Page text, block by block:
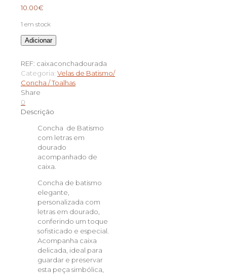
10.00€
1 em stock
Quantidade
de
de
Batismo
Adicionar
REF: caixaconchadourada
Categoria: Velas de Batismo/
Concha / Toalhas
Share
0
Descrição
Concha de Batismo
com letras em
dourado
acompanhado de
caixa.
Concha de batismo
elegante,
personalizada com
letras em dourado,
conferindo um toque
sofisticado e especial.
Acompanha caixa
delicada, ideal para
guardar e preservar
esta peça simbólica,